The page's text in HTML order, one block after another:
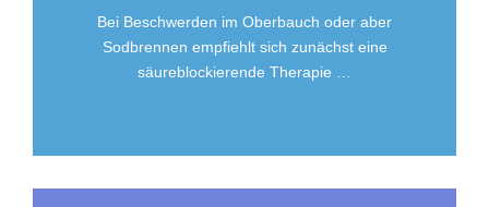
Bei Beschwerden im Oberbauch oder aber
Sodbrennen empfiehlt sich zunächst eine
säureblockierende Therapie …